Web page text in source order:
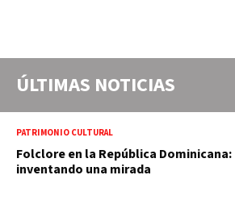
ÚLTIMAS NOTICIAS
PATRIMONIO CULTURAL
Folclore en la República Dominicana:
inventando una mirada